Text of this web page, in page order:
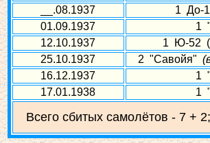
__.08.1937
1 До-
01.09.1937
1
12.10.1937
1 Ю-52
25.10.1937
2 "Савойя"
16.12.1937
1
17.01.1938
1
Всего сбитых самолётов - 7 +